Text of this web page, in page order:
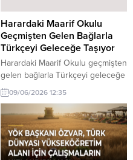
öğretmenlerimizin ve fedakâr
velilerimizin yaz tatilini hayırlı,
bereketli...
Harardaki Maarif Okulu
Geçmişten Gelen Bağlarla
Türkçeyi Geleceğe Taşıyor
Harardaki Maarif Okulu geçmişten
gelen bağlarla Türkçeyi geleceğe
taşıyor hakkında son gelişmeler.
Harardaki Maarif Okulu,
Türkçenin köklü tarihini ve
kültürel değerlerini geleceğe
taşımak için önemli bir rol
oynamaktadır. Eğitimdeki yenilikçi
09/06/2026 12:35